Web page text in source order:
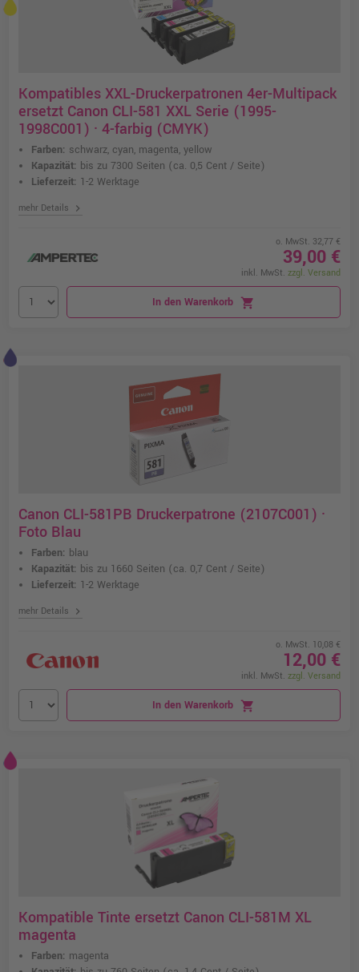
Kompatibles XXL-Druckerpatronen 4er-Multipack
ersetzt Canon CLI-581 XXL Serie (1995-
1998C001) · 4-farbig (CMYK)
Farben: schwarz, cyan, magenta, yellow
Kapazität: bis zu 7300 Seiten (ca. 0,5 Cent / Seite)
Lieferzeit: 1-2 Werktage
mehr Details chevron_right
o. MwSt. 32,77 €
39,00 €
inkl. MwSt. zzgl. Versand
In den Warenkorb shopping_cart
Canon CLI-581PB Druckerpatrone (2107C001) ·
Foto Blau
Farben: blau
Kapazität: bis zu 1660 Seiten (ca. 0,7 Cent / Seite)
Lieferzeit: 1-2 Werktage
mehr Details chevron_right
o. MwSt. 10,08 €
12,00 €
inkl. MwSt. zzgl. Versand
In den Warenkorb shopping_cart
Kompatible Tinte ersetzt Canon CLI-581M XL
magenta
Farben: magenta